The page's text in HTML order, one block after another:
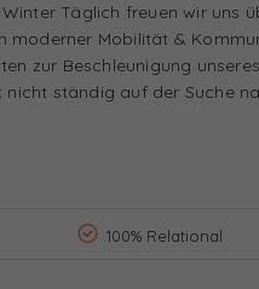
Täglich freuen wir uns
moderner Mobilität &
zur Beschleunigung
nicht ständig auf der Suche
100% Relational